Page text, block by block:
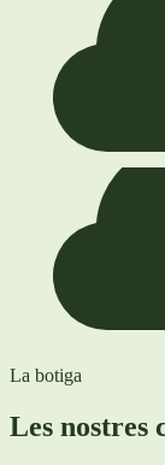
La botiga
Les nostres